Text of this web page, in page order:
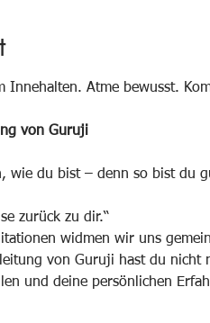
Innehalten. Atme bewusst.
von Guruji
wie du bist – denn so bist du
zurück zu dir.“
widmen wir uns
von Guruji hast du nicht
und deine persönlichen